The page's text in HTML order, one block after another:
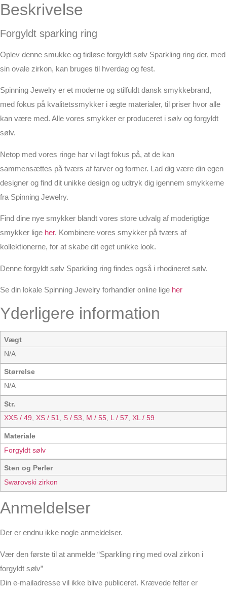
Beskrivelse
Forgyldt sparking ring
Oplev denne smukke og tidløse forgyldt sølv Sparkling ring der, med
sin ovale zirkon, kan bruges til hverdag og fest.
Spinning Jewelry er et moderne og stilfuldt dansk smykkebrand,
med fokus på kvalitetssmykker i ægte materialer, til priser hvor alle
kan være med. Alle vores smykker er produceret i sølv og forgyldt
sølv.
Netop med vores ringe har vi lagt fokus på, at de kan
sammensættes på tværs af farver og former. Lad dig være din egen
designer og find dit unikke design og udtryk dig igennem smykkerne
fra Spinning Jewelry.
Find dine nye smykker blandt vores store udvalg af moderigtige
smykker lige her. Kombinere vores smykker på tværs af
kollektionerne, for at skabe dit eget unikke look.
Denne forgyldt sølv Sparkling ring findes også i rhodineret sølv.
Se din lokale Spinning Jewelry forhandler online lige her
Yderligere information
Vægt
N/A
Størrelse
N/A
Str.
XXS / 49, XS / 51, S / 53, M / 55, L / 57, XL / 59
Materiale
Forgyldt sølv
Sten og Perler
Swarovski zirkon
Anmeldelser
Der er endnu ikke nogle anmeldelser.
Vær den første til at anmelde “Sparkling ring med oval zirkon i
forgyldt sølv”
Din e-mailadresse vil ikke blive publiceret. Krævede felter er